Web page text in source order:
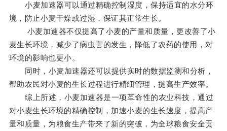
小麦加速器可以通过精确控制湿度，保持适宜的水分环
境，防止小麦干燥或过湿，保证其正常生长。
小麦加速器不仅提高了小麦的产量和质量，更改善了小
麦生长环境，减少了病虫害的发生，降低了农药的使用，对
环境的影响也更小。
同时，小麦加速器还可以提供实时的数据监测和分析，
帮助农民对小麦的生长过程进行精细管理，提高生产效率。
综上所述，小麦加速器是一项革命性的农业科技，通过
对小麦生长环境的精确控制，加速小麦的生长速度，提高产
量和质量，为粮食生产带来了新的突破，为全球粮食安全贡